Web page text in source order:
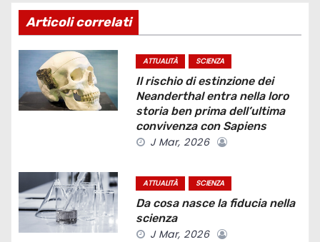
g
a
i
e
a
Articoli correlati
ATTUALITÀ SCIENZA
Il rischio di estinzione dei
Neanderthal entra nella loro
storia ben prima dell’ultima
convivenza con Sapiens
J Mar, 2026
ATTUALITÀ SCIENZA
Da cosa nasce la fiducia nella
scienza
J Mar, 2026